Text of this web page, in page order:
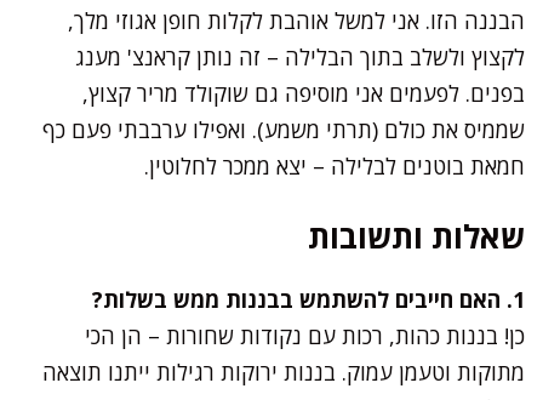
הבננה הזו. אני למשל אוהבת לקלות חופן אגוזי מלך,
לקצוץ ולשלב בתוך הבלילה – זה נותן קראנצ' מענג
בפנים. לפעמים אני מוסיפה גם שוקולד מריר קצוץ,
שממיס את כולם (תרתי משמע). ואפילו ערבבתי פעם כף
חמאת בוטנים לבלילה – יצא ממכר לחלוטין.
שאלות ותשובות
1. האם חייבים להשתמש בבננות ממש בשלות?
כן! בננות כהות, רכות עם נקודות שחורות – הן הכי
מתוקות וטעמן עמוק. בננות ירוקות רגילות ייתנו תוצאה